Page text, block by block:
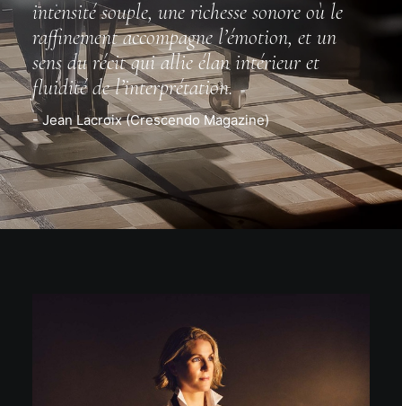
intensité souple, une richesse sonore où le
raffinement accompagne l’émotion, et un
sens du récit qui allie élan intérieur et
fluidité de l’interprétation.
- Jean Lacroix (Crescendo Magazine)